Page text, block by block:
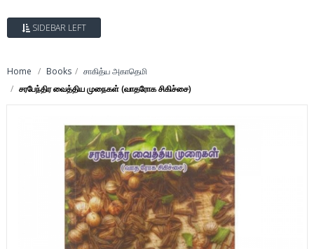
SIDEBAR LEFT
Home Books
சாகித்ய அகாதெமி
சரபேந்திர வைத்திய முநைகள் (வாதரோக சிகிச்சை)